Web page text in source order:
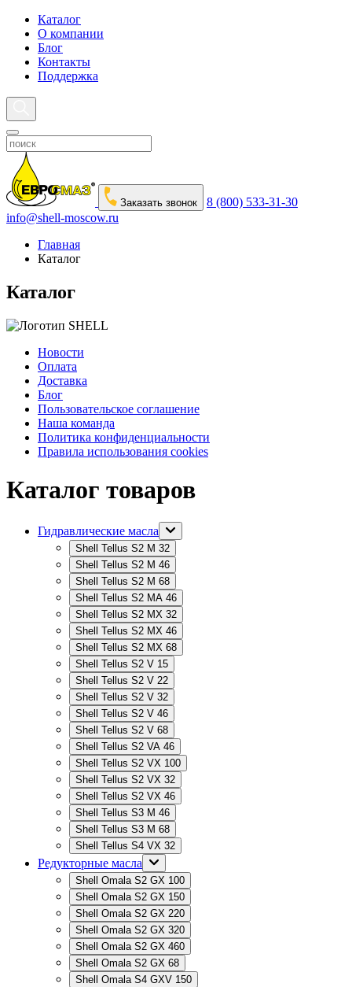
Каталог
О компании
Блог
Контакты
Поддержка
Заказать звонок
8 (800) 533-31-30
info@shell-moscow.ru
Главная
Каталог
Каталог
Новости
Оплата
Доставка
Блог
Пользовательское соглашение
Наша команда
Политика конфиденциальности
Правила использования cookies
Каталог товаров
Гидравлические масла
Shell Tellus S2 M 32
Shell Tellus S2 M 46
Shell Tellus S2 M 68
Shell Tellus S2 MA 46
Shell Tellus S2 MX 32
Shell Tellus S2 MX 46
Shell Tellus S2 MX 68
Shell Tellus S2 V 15
Shell Tellus S2 V 22
Shell Tellus S2 V 32
Shell Tellus S2 V 46
Shell Tellus S2 V 68
Shell Tellus S2 VA 46
Shell Tellus S2 VX 100
Shell Tellus S2 VX 32
Shell Tellus S2 VX 46
Shell Tellus S3 M 46
Shell Tellus S3 M 68
Shell Tellus S4 VX 32
Редукторные масла
Shell Omala S2 GX 100
Shell Omala S2 GX 150
Shell Omala S2 GX 220
Shell Omala S2 GX 320
Shell Omala S2 GX 460
Shell Omala S2 GX 68
Shell Omala S4 GXV 150